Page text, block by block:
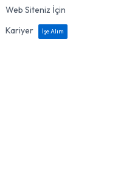
Web Siteniz İçin
Kariyer
İşe Alım